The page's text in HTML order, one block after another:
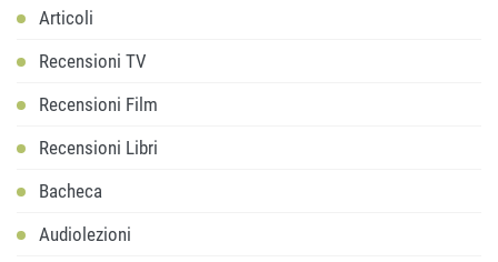
Articoli
Recensioni TV
Recensioni Film
Recensioni Libri
Bacheca
Audiolezioni